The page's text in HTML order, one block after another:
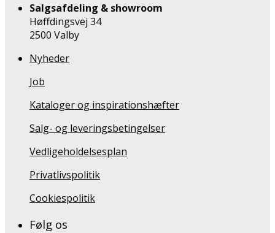
Salgsafdeling & showroom
Høffdingsvej 34
2500 Valby
Nyheder
Job
Kataloger og inspirationshæfter
Salg- og leveringsbetingelser
Vedligeholdelsesplan
Privatlivspolitik
Cookiespolitik
Følg os